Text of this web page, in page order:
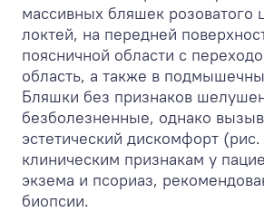
массивных бляшек розоватого
локтей, на передней
поясничной области с
область, а также в
Бляшки без признаков
безболезненные, однако
эстетический дискомфорт
клиническим признакам у
экзема и псориаз,
биопсии.